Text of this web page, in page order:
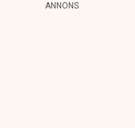
ANNONS